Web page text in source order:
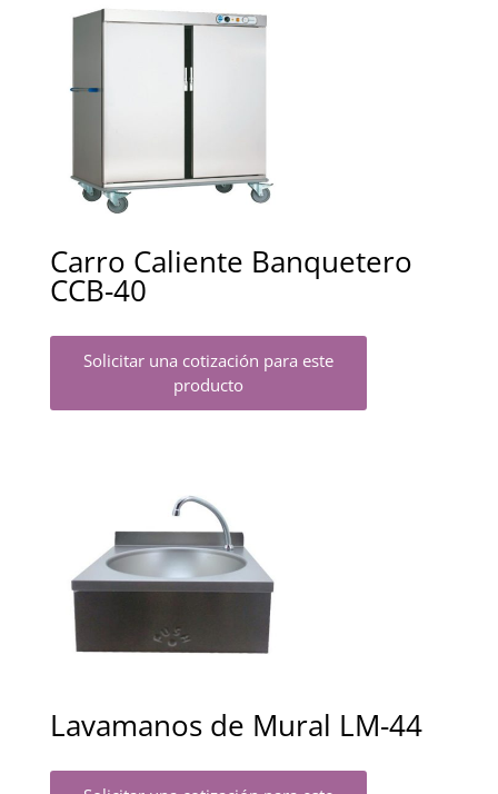
Carro Caliente Banquetero
CCB-40
Solicitar una cotización para este
producto
Lavamanos de Mural LM-44